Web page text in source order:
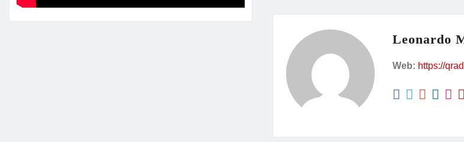
b
o
k
p
m
ar
tir
Leonardo
Web: https://